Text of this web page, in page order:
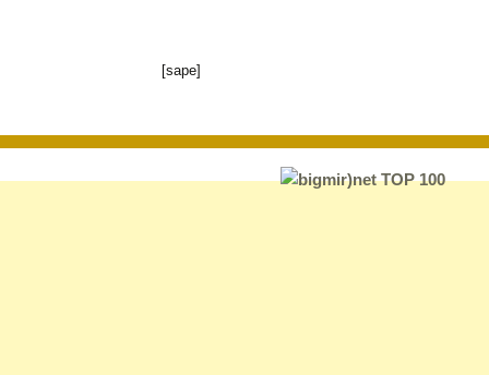
[sape]